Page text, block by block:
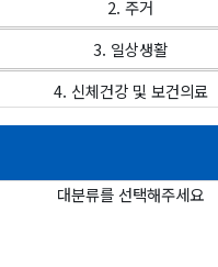
2. 주거
3. 일상생활
4. 신체건강 및 보건의료
5. 정신건강 및 심리정서
대분류를 선택해주세요